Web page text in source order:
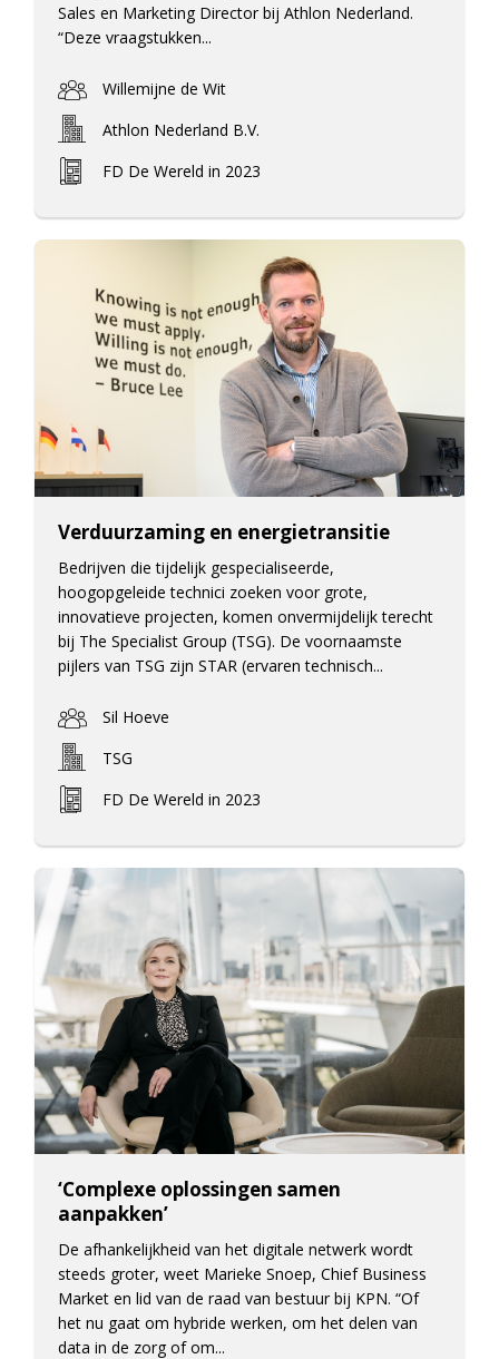
Sales en Marketing Director bij Athlon Nederland.
“Deze vraagstukken...
Willemijne de Wit
Athlon Nederland B.V.
FD De Wereld in 2023
Verduurzaming en energietransitie
Bedrijven die tijdelijk gespecialiseerde,
hoogopgeleide technici zoeken voor grote,
innovatieve projecten, komen onvermijdelijk terecht
bij The Specialist Group (TSG). De voornaamste
pijlers van TSG zijn STAR (ervaren technisch...
Sil Hoeve
TSG
FD De Wereld in 2023
‘Complexe oplossingen samen
aanpakken’
De afhankelijkheid van het digitale netwerk wordt
steeds groter, weet Marieke Snoep, Chief Business
Market en lid van de raad van bestuur bij KPN. “Of
het nu gaat om hybride werken, om het delen van
data in de zorg of om...